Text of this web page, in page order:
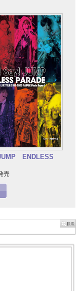
ENDLESS
売